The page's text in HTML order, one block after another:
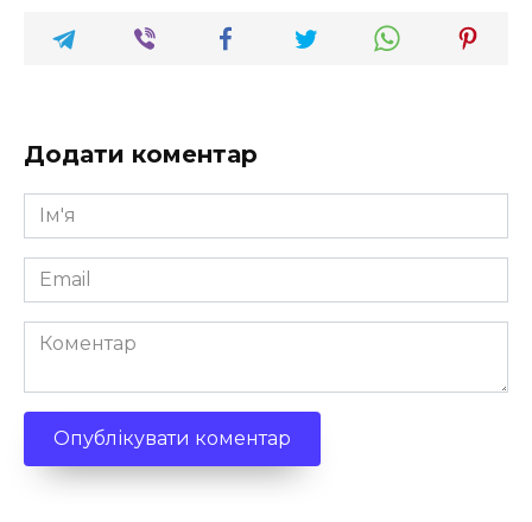
Додати коментар
Ім'я
*
Email
*
Коментар